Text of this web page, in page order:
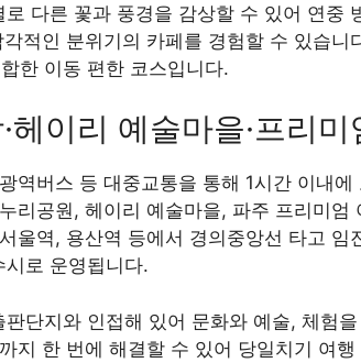
다른 꽃과 풍경을 감상할 수 있어 연중
적인 분위기의 카페를 경험할 수 있습
한 이동 편한 코스입니다.
헤이리 예술마을·프리미
역버스 등 대중교통을 통해 1시간 이내
리공원, 헤이리 예술마을, 파주 프리미
울역, 용산역 등에서 경의중앙선 타고
로 운영됩니다.
단지와 인접해 있어 문화와 예술, 체험
지 한 번에 해결할 수 있어 당일치기 여